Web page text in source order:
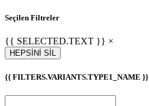
Seçilen Filtreler
{{ SELECTED.TEXT }} ×
HEPSİNİ SİL
{{ FILTERS.VARIANTS.TYPE1_NAME }}